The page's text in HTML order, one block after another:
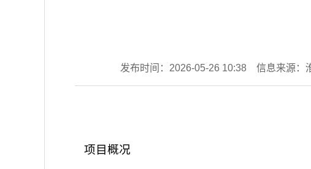
发布时间：2026-05-26 10:38 信息来源：
项目概况